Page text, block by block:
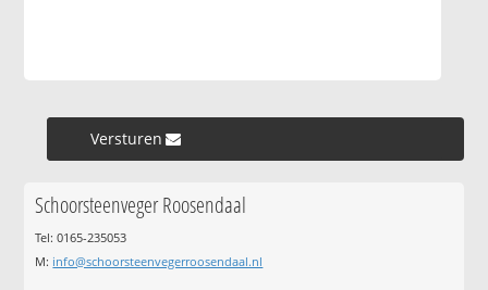
Versturen »
Schoorsteenveger Roosendaal
Tel: 0165-235053
M: info@schoorsteenvegerroosendaal.nl